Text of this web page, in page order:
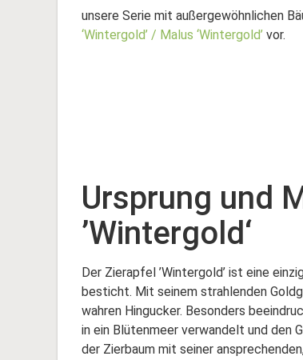
unsere Serie mit außergewöhnlichen
‘Wintergold’ / Malus ‘Wintergold’ vor.
Ursprung und
’Wintergold‘
Der Zierapfel ’Wintergold’ ist eine
besticht. Mit seinem strahlenden
wahren Hingucker. Besonders
in ein Blütenmeer verwandelt und den
der Zierbaum mit seiner